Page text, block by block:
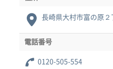
長崎県大村市富の原２
電話番号
0120-505-554